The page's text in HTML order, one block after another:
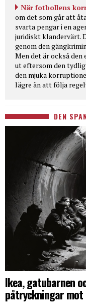
När fotbollens
om det som går att
svarta pengar i en
juridiskt klandervärt.
genom den
Men det är också
ut eftersom den
den mjuka
lägre än att följa
DEN
Ikea, gatubarnen
påtryckningar mot